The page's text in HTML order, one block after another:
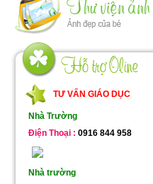
TƯ VẤN GIÁO DỤC
Nhà Trường
Điện Thoại : 0916 844 958
Nhà trường